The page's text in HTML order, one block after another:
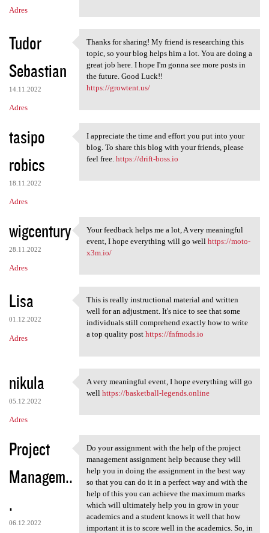
Adres
Tudor
Sebastian
14.11.2022
Adres
Thanks for sharing! My friend
Thanks for sharing! My friend is researching this
topic, so your blog helps him a lot. You are doing a
great job here. I hope I'm gonna see more posts in
the future. Good Luck!!
https://growtent.us/
tasipo
robics
18.11.2022
Adres
I appreciate the time and
I appreciate the time and effort you put into your
blog. To share this blog with your friends, please
feel free. https://drift-boss.io
wigcentury
28.11.2022
Adres
Your feedback helps me a lot,
Your feedback helps me a lot, A very meaningful
event, I hope everything will go well https://moto-
x3m.io/
Lisa
01.12.2022
Adres
This is really instructional
This is really instructional material and written
well for an adjustment. It's nice to see that some
individuals still comprehend exactly how to write
a top quality post https://fnfmods.io
nikula
05.12.2022
Adres
A very meaningful event, I
A very meaningful event, I hope everything will go
well https://basketball-legends.online
Project
Managem..
.
06.12.2022
Do your assignment with the
Do your assignment with the help of the project
management assignment help because they will
help you in doing the assignment in the best way
so that you can do it in a perfect way and with the
help of this you can achieve the maximum marks
which will ultimately help you in grow in your
academics and a student knows it well that how
important it is to score well in the academics. So, in